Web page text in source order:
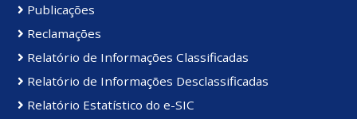
Publicações
Reclamações
Relatório de Informações Classificadas
Relatório de Informações Desclassificadas
Relatório Estatístico do e-SIC